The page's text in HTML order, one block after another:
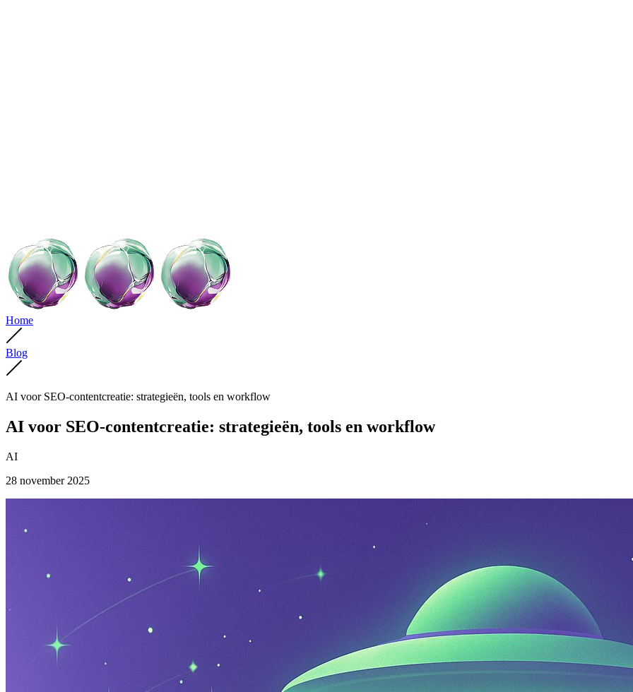
Home
Blog
AI voor SEO-contentcreatie: strategieën, tools en workflow
AI voor SEO-contentcreatie: strategieën, tools en workflow
AI
28 november 2025